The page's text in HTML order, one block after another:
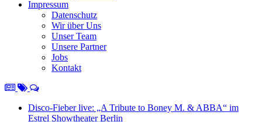
Impressum
Datenschutz
Wir über Uns
Unser Team
Unsere Partner
Jobs
Kontakt
Disco-Fieber live: „A Tribute to Boney M. & ABBA“ im
Estrel Showtheater Berlin